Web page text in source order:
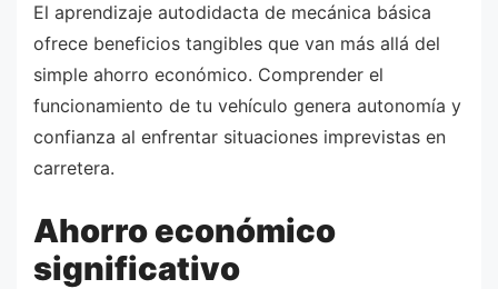
El aprendizaje autodidacta de mecánica básica
ofrece beneficios tangibles que van más allá del
simple ahorro económico. Comprender el
funcionamiento de tu vehículo genera autonomía y
confianza al enfrentar situaciones imprevistas en
carretera.
Ahorro económico
significativo